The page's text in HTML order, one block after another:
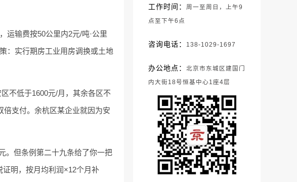
工作时间： 周一至周日，上午9
点至下午6点
咨询电话： 138-1029-1697
办公地点： 北京市东城区建国门
内大街18号恒基中心1座4层
运输费按50公里内2元/吨·公里
：实行期房工业用房调换或土地
不低于1600元/月，其余各区不
倍支付。余杭区某企业就因为安
。但条例第二十九条给了你一把
明，按月均利润×12个月补